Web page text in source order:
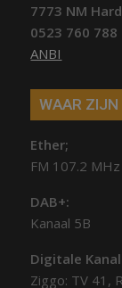
7773 NM
0523 760 788
ANBI
WAAR ZIJN
Ether;
FM 107.2
DAB+:
Kanaal 5B
Digitale
Ziggo: TV 41,